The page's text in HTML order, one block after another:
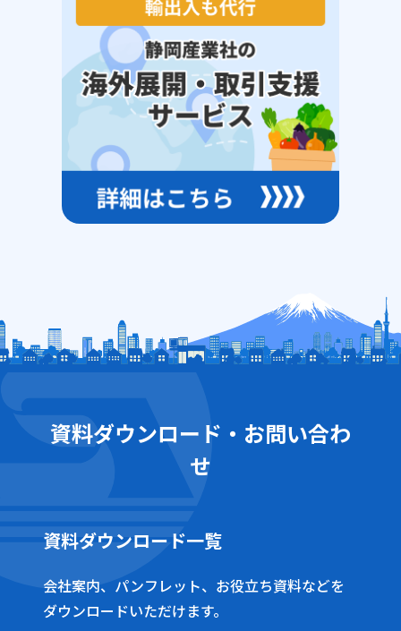
資料ダウンロード・お問い合わ
せ
資料ダウンロード一覧
会社案内、パンフレット、お役立ち資料などを
ダウンロードいただけます。